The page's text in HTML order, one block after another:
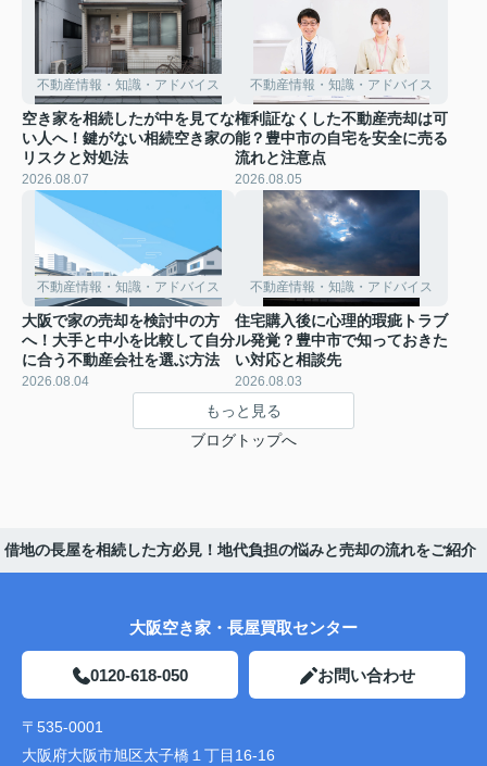
不動産情報・知識・アドバイス
空き家を相続したが中を見てな
い人へ！鍵がない相続空き家の
リスクと対処法
2026.08.07
不動産情報・知識・アドバイス
権利証なくした不動産売却は可
能？豊中市の自宅を安全に売る
流れと注意点
2026.08.05
不動産情報・知識・アドバイス
大阪で家の売却を検討中の方
へ！大手と中小を比較して自分
に合う不動産会社を選ぶ方法
2026.08.04
不動産情報・知識・アドバイス
住宅購入後に心理的瑕疵トラブ
ル発覚？豊中市で知っておきた
い対応と相談先
2026.08.03
もっと見る
ブログトップへ
借地の長屋を相続した方必見！地代負担の悩みと売却の流れをご紹介
大阪空き家・長屋買取センター
0120-618-050 お問い合わせ
〒535-0001
大阪府大阪市旭区太子橋１丁目16-16